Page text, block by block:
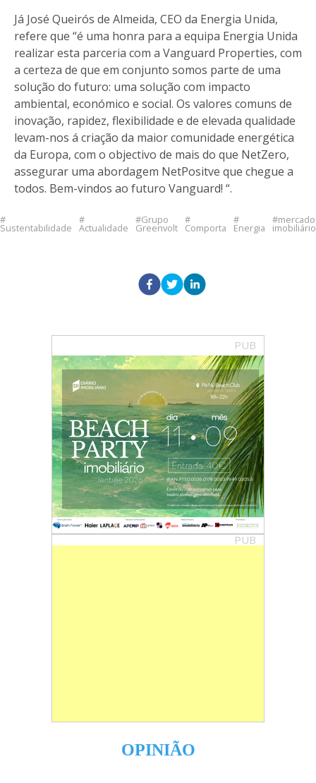
Já José Queirós de Almeida, CEO da Energia Unida,
refere que “é uma honra para a equipa Energia Unida
realizar esta parceria com a Vanguard Properties, com
a certeza de que em conjunto somos parte de uma
solução do futuro: uma solução com impacto
ambiental, económico e social. Os valores comuns de
inovação, rapidez, flexibilidade e de elevada qualidade
levam-nos á criação da maior comunidade energética
da Europa, com o objectivo de mais do que NetZero,
assegurar uma abordagem NetPositve que chegue a
todos. Bem-vindos ao futuro Vanguard! “.
Sustentabilidade Actualidade
Grupo
Greenvolt Comporta Energia
mercado
imobiliário
PUB
PUB
OPINIÃO